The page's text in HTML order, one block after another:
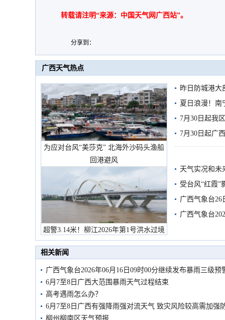
转载请注明“来源：中国天气网广西站”。
分享到：
广西天气热点
为应对台风“美莎克” 北海外沙码头渔船
回港避风
超警3.14米！柳江2026年第1号洪水过境
市民在堤岸见证汛况
昨日防城港大
雨
夏日浪漫！南
7月30日起我
7月30日起广
天气实况和未
受台风“红霞”
有较强降雨
广西气象台26
广西气象台
相关新闻
广西气象台2026年06月16日09时00分继续发布暴雨三级预
6月7至8日广西大范围暴雨天气过程结束
高考遇雨怎么办？
6月7至8日广西有强降雨强对流天气 致灾风险较高需加强
柳州柳南区天气预报